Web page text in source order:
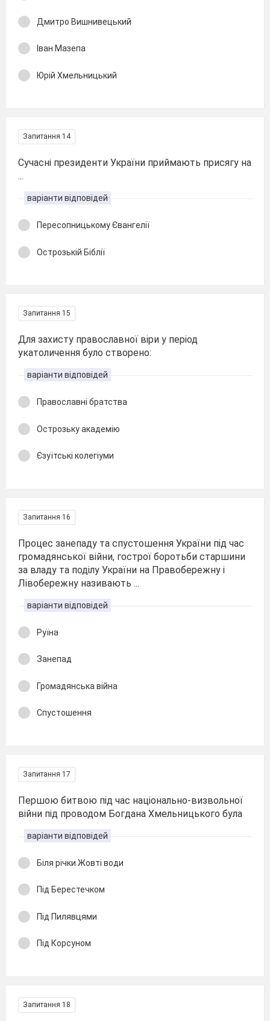
Дмитро Вишнивецький
Іван Мазепа
Юрій Хмельницький
Запитання 14
Сучасні президенти України приймають присягу на
...
варіанти відповідей
Пересопницькому Євангелії
Острозькій Біблії
Запитання 15
Для захисту православної віри у період
укатоличення було створено:
варіанти відповідей
Православні братства
Острозьку академію
Єзуїтські колегіуми
Запитання 16
Процес занепаду та спустошення України під час
громадянської війни, гострої боротьби старшини
за владу та поділу України на Правобережну і
Лівобережну називають ...
варіанти відповідей
Руїна
Занепад
Громадянська війна
Спустошення
Запитання 17
Першою битвою під час національно-визвольної
війни під проводом Богдана Хмельницького була
варіанти відповідей
Біля річки Жовті води
Під Берестечком
Під Пилявцями
Під Корсуном
Запитання 18